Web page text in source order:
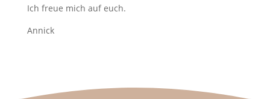
Ich freue mich auf euch.
Annick